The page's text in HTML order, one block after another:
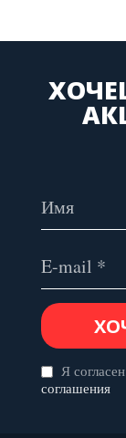
Я
соглашения